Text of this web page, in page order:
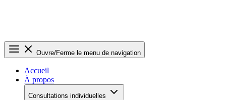
Ouvre/Ferme le menu de navigation
Accueil
À propos
Consultations individuelles